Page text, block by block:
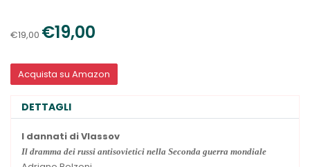
€19,00 €19,00
Acquista su Amazon
DETTAGLI
I dannati di Vlassov
Il dramma dei russi antisovietici nella Seconda guerra mondiale